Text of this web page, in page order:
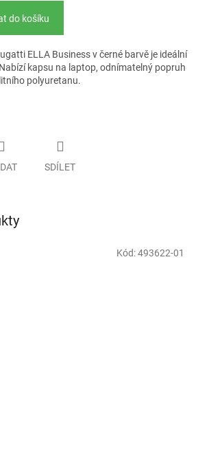
do košíku
ELLA Business v černé barvě je ideální
kapsu na laptop, odnímatelný popruh
polyuretanu.
SDÍLET
Kód:493622-01